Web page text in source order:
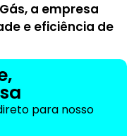
a empresa
e eficiência de
para nosso